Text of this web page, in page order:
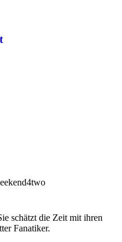
schätzt die Zeit mit ihren
Fanatiker.